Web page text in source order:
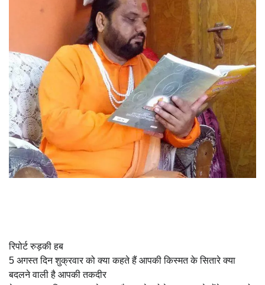
रिपोर्ट रुड़की हब
5 अगस्त दिन शुक्रवार को क्या कहते हैं आपकी किस्मत के सितारे क्या
बदलने वाली है आपकी तकदीर